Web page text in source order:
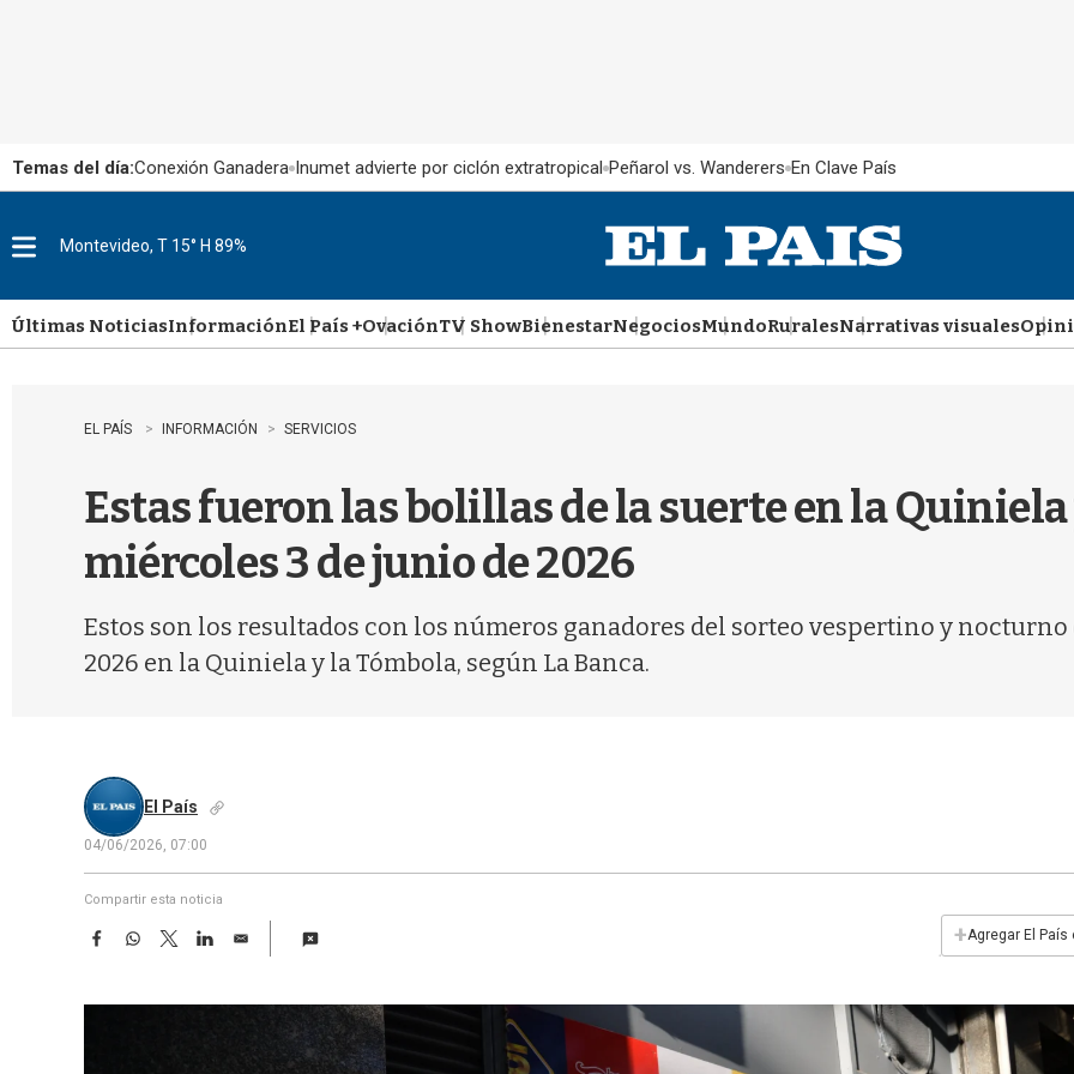
Temas del día:Conexión Ganadera Inumet advierte por ciclón extratropical Peñarol vs. Wanderers En Clave País
u
Montevideo, T 15° H 89%
Últimas NoticiasInformaciónEl País +OvaciónTV ShowBienestarNegociosMundoRuralesNarrativas visuales
EL PAÍS INFORMACIÓN SERVICIOS
Estas fueron las bolillas de la suerte en la
miércoles 3 de junio de 2026
Estos son los resultados con los números ganadores del sorteo vespertino y
2026 en la Quiniela y la Tómbola, según La Banca.
El País
04/06/2026, 07:00
Compartir esta noticia
F
e
W
t
T
w
t
L
k
E
i
+Agregar El País